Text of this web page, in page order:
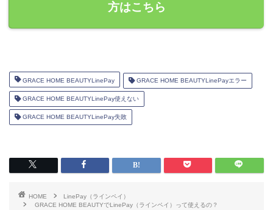
方はこちら
GRACE HOME BEAUTYLinePay GRACE HOME BEAUTYLinePayエラー
GRACE HOME BEAUTYLinePay使えない
GRACE HOME BEAUTYLinePay失敗
HOME
LinePay（ラインペイ）
GRACE HOME BEAUTYでLinePay（ラインペイ）って使えるの？